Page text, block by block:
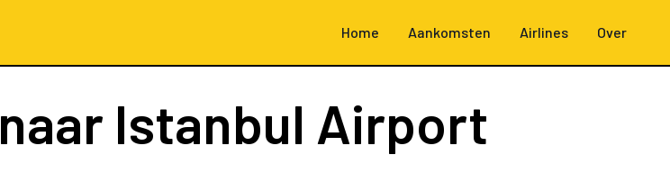
Home Aankomsten Airlines Over
naar Istanbul Airport